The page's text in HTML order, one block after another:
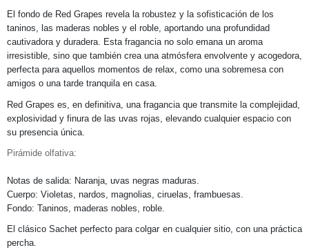
El fondo de Red Grapes revela la robustez y la sofisticación de los
taninos, las maderas nobles y el roble, aportando una profundidad
cautivadora y duradera. Esta fragancia no solo emana un aroma
irresistible, sino que también crea una atmósfera envolvente y acogedora,
perfecta para aquellos momentos de relax, como una sobremesa con
amigos o una tarde tranquila en casa.
Red Grapes es, en definitiva, una fragancia que transmite la complejidad,
explosividad y finura de las uvas rojas, elevando cualquier espacio con
su presencia única.
Pirámide olfativa:
Notas de salida: Naranja, uvas negras maduras.
Cuerpo: Violetas, nardos, magnolias, ciruelas, frambuesas.
Fondo: Taninos, maderas nobles, roble.
El clásico Sachet perfecto para colgar en cualquier sitio, con una práctica
percha.